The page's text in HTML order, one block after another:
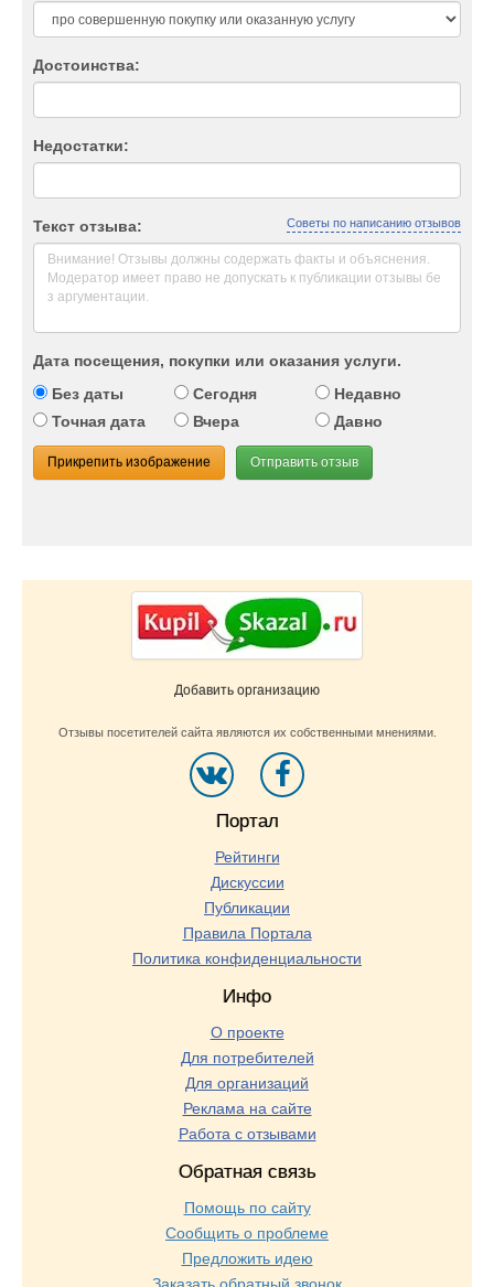
Достоинства:
Недостатки:
Текст отзыва: Советы по написанию отзывов
Дата посещения, покупки или оказания услуги.
Без даты
Сегодня
Недавно
Точная дата
Вчера Давно
Прикрепить изображение Отправить отзыв
Добавить организацию
Отзывы посетителей сайта являются их собственными мнениями.
Портал
Рейтинги
Дискуссии
Публикации
Правила Портала
Политика конфиденциальности
Инфо
О проекте
Для потребителей
Для организаций
Реклама на сайте
Работа с отзывами
Обратная связь
Помощь по сайту
Сообщить о проблеме
Предложить идею